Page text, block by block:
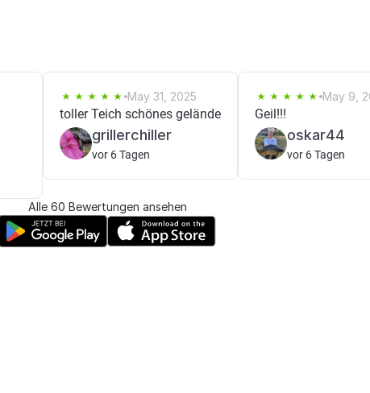
May 31, 2025
toller Teich schönes gelände
grillerchiller
vor 6 Tagen
May 9,
Geil!!!
oskar44
vor 6 Tagen
Alle 60 Bewertungen ansehen